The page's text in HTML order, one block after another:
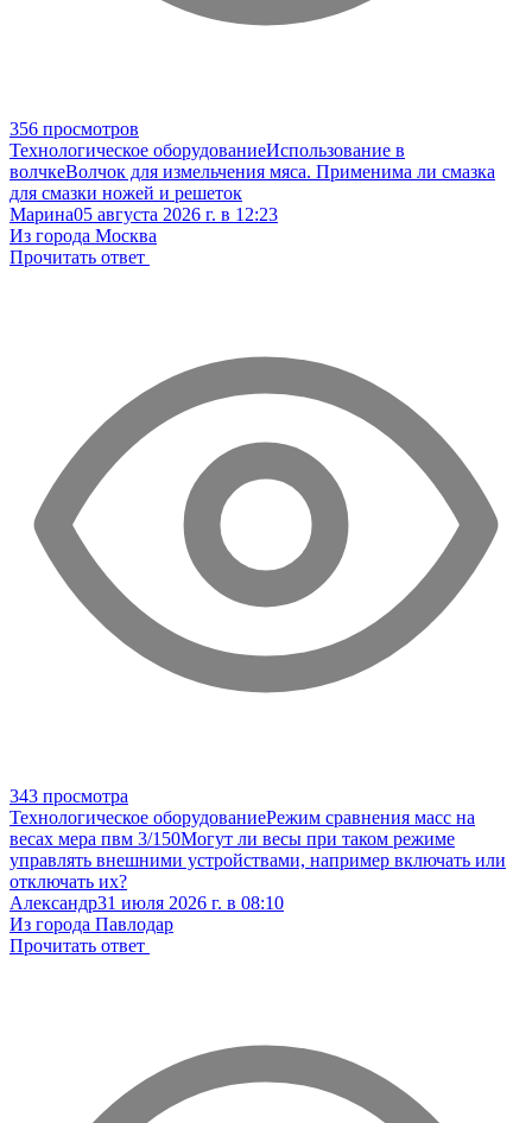
356 просмотров
Технологическое оборудованиеИспользование в
волчкеВолчок для измельчения мяса. Применима ли смазка
для смазки ножей и решеток
Марина05 августа 2026 г. в 12:23
Из города Москва
Прочитать ответ
343 просмотра
Технологическое оборудованиеРежим сравнения масс на
весах мера пвм 3/150Могут ли весы при таком режиме
управлять внешними устройствами, например включать или
отключать их?
Александр31 июля 2026 г. в 08:10
Из города Павлодар
Прочитать ответ